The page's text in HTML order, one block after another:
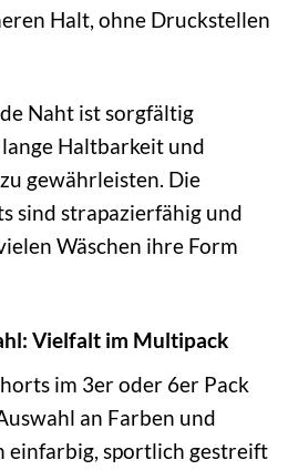
Halt, ohne Druckstellen
Naht ist sorgfältig
Haltbarkeit und
gewährleisten. Die
sind strapazierfähig und
Wäschen ihre Form
Vielfalt im Multipack
im 3er oder 6er Pack
an Farben und
einfarbig, sportlich gestreift